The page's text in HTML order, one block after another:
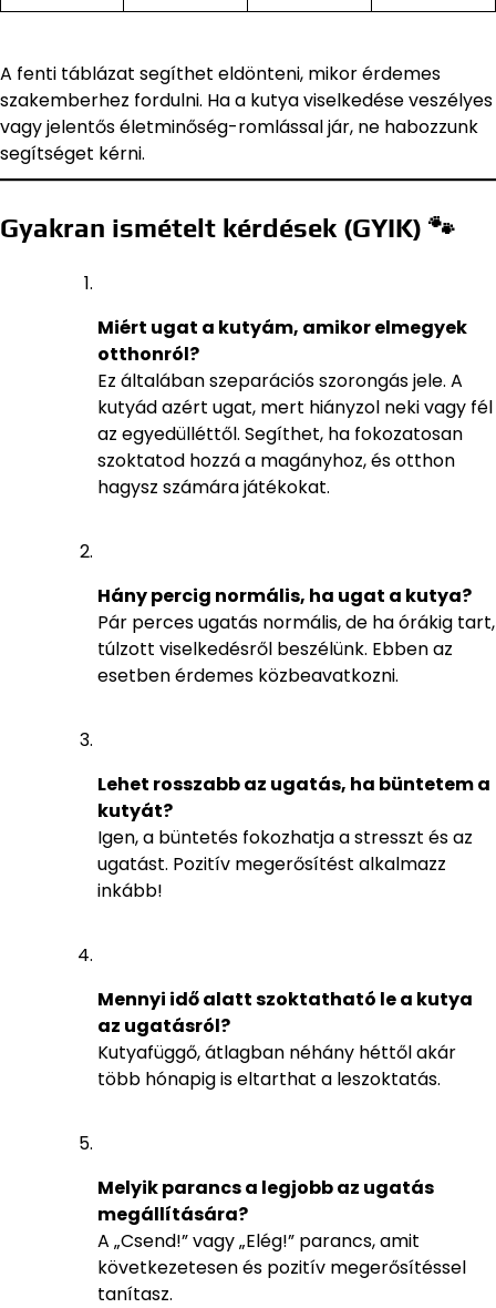
A fenti táblázat segíthet eldönteni, mikor érdemes
szakemberhez fordulni. Ha a kutya viselkedése veszélyes
vagy jelentős életminőség-romlással jár, ne habozzunk
segítséget kérni.
Gyakran ismételt kérdések (GYIK) 🐾
Miért ugat a kutyám, amikor elmegyek
otthonról?
Ez általában szeparációs szorongás jele. A
kutyád azért ugat, mert hiányzol neki vagy fél
az egyedülléttől. Segíthet, ha fokozatosan
szoktatod hozzá a magányhoz, és otthon
hagysz számára játékokat.
Hány percig normális, ha ugat a kutya?
Pár perces ugatás normális, de ha órákig tart,
túlzott viselkedésről beszélünk. Ebben az
esetben érdemes közbeavatkozni.
Lehet rosszabb az ugatás, ha büntetem a
kutyát?
Igen, a büntetés fokozhatja a stresszt és az
ugatást. Pozitív megerősítést alkalmazz
inkább!
Mennyi idő alatt szoktatható le a kutya
az ugatásról?
Kutyafüggő, átlagban néhány héttől akár
több hónapig is eltarthat a leszoktatás.
Melyik parancs a legjobb az ugatás
megállítására?
A „Csend!” vagy „Elég!” parancs, amit
következetesen és pozitív megerősítéssel
tanítasz.